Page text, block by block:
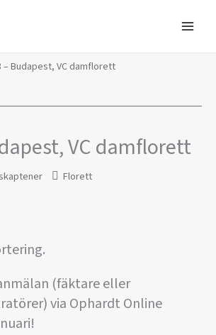
– Budapest, VC damflorett
VC damflorett
Florett
(fäktare eller
via Ophardt Online